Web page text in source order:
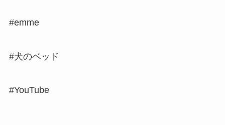
#emme
#犬のベッド
#YouTube